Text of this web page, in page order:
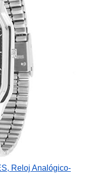
Reloj Analógico-